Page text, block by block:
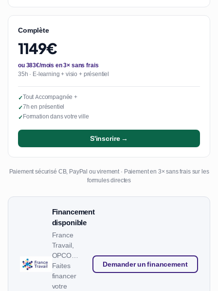
Complète
1149€
ou 383€/mois en 3× sans frais
35h · E-learning + visio + présentiel
✓Tout Accompagnée +
✓7h en présentiel
✓Formation dans votre ville
S'inscrire →
Paiement sécurisé CB, PayPal ou virement · Paiement en 3× sans frais sur les
formules directes
Financement
disponible
France
Travail,
OPCO…
Faites
financer
votre
Demander un financement